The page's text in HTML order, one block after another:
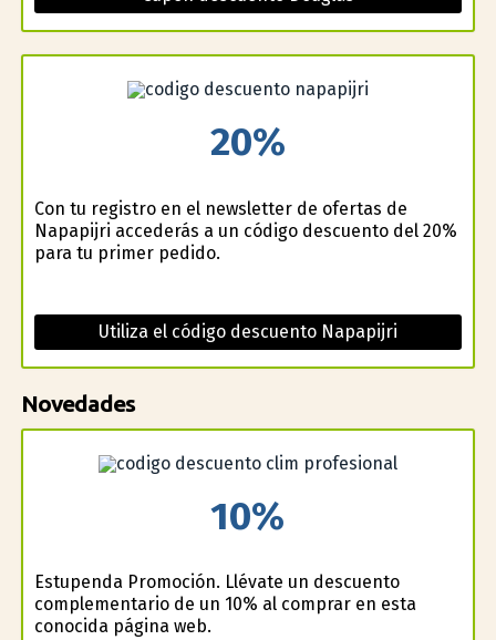
20%
Con tu registro en el newsletter de ofertas de
Napapijri accederás a un código descuento del 20%
para tu primer pedido.
Utiliza el código descuento Napapijri
Novedades
10%
Estupenda Promoción. Llévate un descuento
complementario de un 10% al comprar en esta
conocida página web.